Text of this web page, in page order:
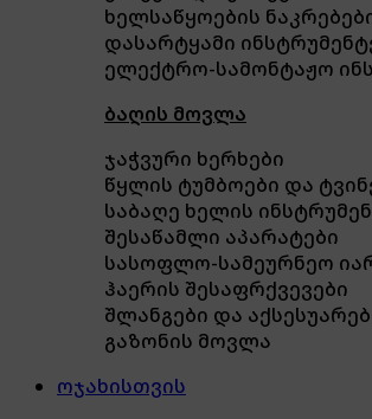
ხელსაწყოების
დასარტყამი
ელექტრო-სამონტაჟო
ბაღის მოვლა
ჯაჭვური ხერხები
წყლის ტუმბოები და
საბაღე ხელის
შესაწამლი აპარატები
სასოფლო-სამეურნეო
ჰაერის შესაფრქვევები
შლანგები და
გაზონის მოვლა
ოჯახისთვის